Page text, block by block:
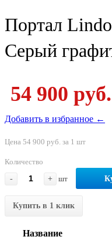
Портал
Серый
54 900 руб.
Добавить в избранное ←
Цена 54 900 руб. за 1 шт
Количество
-
+ шт
Купить в 1 клик
Название